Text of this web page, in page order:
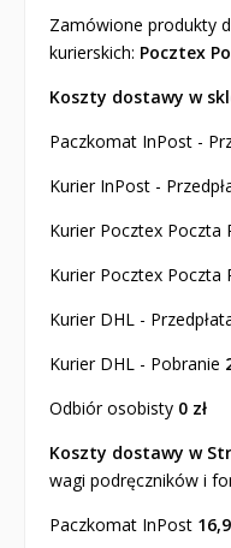
Zamówione produkty
kurierskich: Pocztex
Koszty dostawy w
Paczkomat InPost -
Kurier InPost -
Kurier Pocztex Poczta
Kurier Pocztex Poczta
Kurier DHL -
Kurier DHL - Pobranie
Odbiór osobisty 0 zł
Koszty dostawy w
wagi podręczników i
Paczkomat InPost